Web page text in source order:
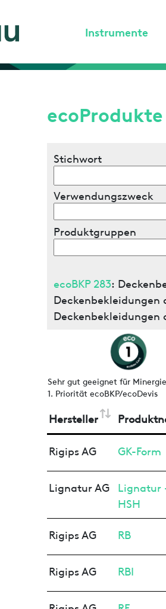
Instrumente
ecoProdukte
Stichwort
Verwendungszweck
Produktgruppen
ecoBKP 283:
Deckenbekleidungen
Deckenbekleidungen
Sehr gut geeignet für
1. Priorität ecoBKP/ecoDevis
Hersteller
Rigips AG GK-Form
Lignatur AG
Lignatur
HSH
Rigips AG RB
Rigips AG RBI